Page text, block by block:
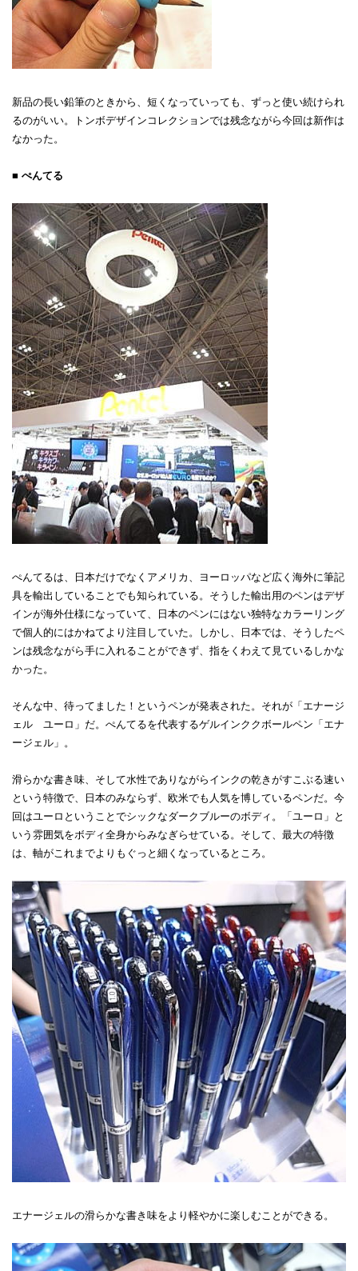
新品の長い鉛筆のときから、短くなっていっても、ずっと使い続けられ
るのがいい。トンボデザインコレクションでは残念ながら今回は新作は
なかった。
■ ぺんてる
ぺんてるは、日本だけでなくアメリカ、ヨーロッパなど広く海外に筆記
具を輸出していることでも知られている。そうした輸出用のペンはデザ
インが海外仕様になっていて、日本のペンにはない独特なカラーリング
で個人的にはかねてより注目していた。しかし、日本では、そうしたペ
ンは残念ながら手に入れることができず、指をくわえて見ているしかな
かった。
そんな中、待ってました！というペンが発表された。それが「エナージ
ェル ユーロ」だ。ぺんてるを代表するゲルインククボールペン「エナ
ージェル」。
滑らかな書き味、そして水性でありながらインクの乾きがすこぶる速い
という特徴で、日本のみならず、欧米でも人気を博しているペンだ。今
回はユーロということでシックなダークブルーのボディ。「ユーロ」と
いう雰囲気をボディ全身からみなぎらせている。そして、最大の特徴
は、軸がこれまでよりもぐっと細くなっているところ。
エナージェルの滑らかな書き味をより軽やかに楽しむことができる。